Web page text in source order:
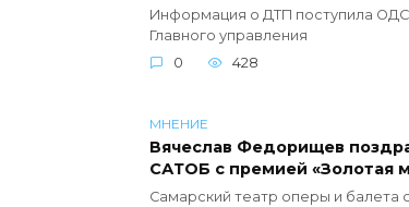
Информация о ДТП поступила ОДС
Главного управления
0
428
МНЕНИЕ
Вячеслав Федорищев
САТОБ с премией «Золотая
Самарский театр оперы и балета